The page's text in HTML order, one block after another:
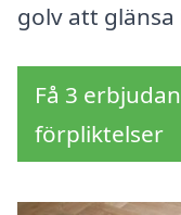
golv att glänsa
Få 3
förpliktelser